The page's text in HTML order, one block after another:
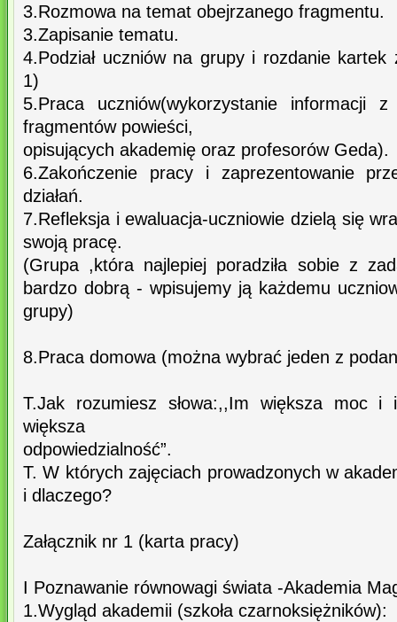
3.Rozmowa na temat obejrzanego fragmentu.
3.Zapisanie tematu.
4.Podział uczniów na grupy i rozdanie kartek
1)
5.Praca uczniów(wykorzystanie informacji
fragmentów powieści,
opisujących akademię oraz profesorów Geda).
6.Zakończenie pracy i zaprezentowanie
działań.
7.Refleksja i ewaluacja-uczniowie dzielą się
swoją pracę.
(Grupa ,która najlepiej poradziła sobie z
bardzo dobrą - wpisujemy ją każdemu
grupy)
8.Praca domowa (można wybrać jeden z
T.Jak rozumiesz słowa:,,Im większa moc i
większa
odpowiedzialność”.
T. W których zajęciach prowadzonych w
i dlaczego?
Załącznik nr 1 (karta pracy)
I Poznawanie równowagi świata -Akademia
1.Wygląd akademii (szkoła czarnoksiężników):